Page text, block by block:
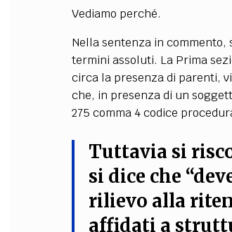
Vediamo perché.
Nella sentenza in
termini assoluti. La Prima
circa la presenza di parenti,
che, in presenza di un
275 comma 4 codice
Tuttavia si
si dice che “
rilievo alla
affidati a